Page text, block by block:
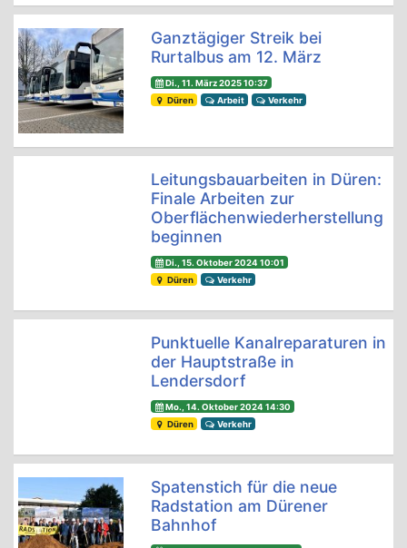
Ganztägiger Streik bei
Rurtalbus am 12. März
Di., 11. März 2025 10:37
Düren
Arbeit Verkehr
Leitungsbauarbeiten in Düren:
Finale Arbeiten zur
Oberflächenwiederherstellung
beginnen
Di., 15. Oktober 2024 10:01
Düren
Verkehr
Punktuelle Kanalreparaturen in
der Hauptstraße in
Lendersdorf
Mo., 14. Oktober 2024 14:30
Düren
Verkehr
Spatenstich für die neue
Radstation am Dürener
Bahnhof